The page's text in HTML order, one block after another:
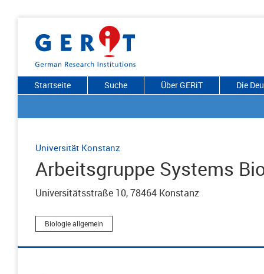
Startseite Suche Über GERiT Die
Universität Konstanz
Arbeitsgruppe Systems
Universitätsstraße 10, 78464 Konstanz
Biologie allgemein